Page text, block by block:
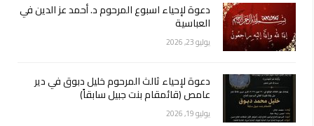
دعوة لإحياء اسبوع المرحوم د. أحمد عز الدين في
العباسية
يوليو 23, 2026
دعوة لإحياء ثالث المرحوم خليل دبوق في دير
عامص (قائمقام بنت جبيل سابقاً)
يوليو 19, 2026